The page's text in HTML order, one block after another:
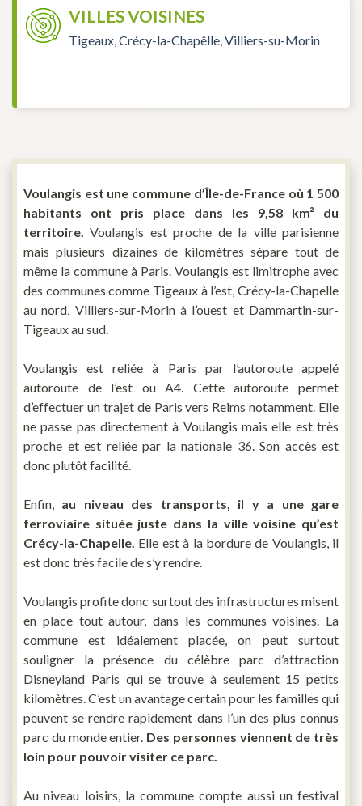
VILLES VOISINES
Tigeaux, Crécy-la-Chapêlle, Villiers-su-Morin
Voulangis est une commune d’Île-de-France où 1 500
habitants ont pris place dans les 9,58 km² du
territoire.Voulangis est proche de la ville parisienne
mais plusieurs dizaines de kilomètres sépare tout de
même la commune à Paris. Voulangis est limitrophe avec
des communes comme Tigeaux à l’est, Crécy-la-Chapelle
au nord, Villiers-sur-Morin à l’ouest et Dammartin-sur-
Tigeaux au sud.
Voulangis est reliée à Paris par l’autoroute appelé
autoroute de l’est ou A4. Cette autoroute permet
d’effectuer un trajet de Paris vers Reims notamment. Elle
ne passe pas directement à Voulangis mais elle est très
proche et est reliée par la nationale 36. Son accès est
donc plutôt facilité.
Enfin, au niveau des transports, il y a une gare
ferroviaire située juste dans la ville voisine qu’est
Crécy-la-Chapelle. Elle est à la bordure de Voulangis, il
est donc très facile de s’y rendre.
Voulangis profite donc surtout des infrastructures misent
en place tout autour, dans les communes voisines. La
commune est idéalement placée, on peut surtout
souligner la présence du célèbre parc d’attraction
Disneyland Paris qui se trouve à seulement 15 petits
kilomètres. C’est un avantage certain pour les familles qui
peuvent se rendre rapidement dans l’un des plus connus
parc du monde entier. Des personnes viennent de très
loin pour pouvoir visiter ce parc.
Au niveau loisirs, la commune compte aussi un festival